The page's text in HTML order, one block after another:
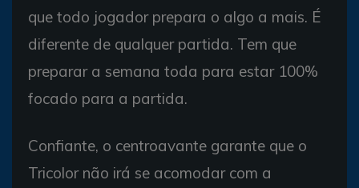
que todo jogador prepara o algo a mais. É
diferente de qualquer partida. Tem que
preparar a semana toda para estar 100%
focado para a partida.
Confiante, o centroavante garante que o
Tricolor não irá se acomodar com a